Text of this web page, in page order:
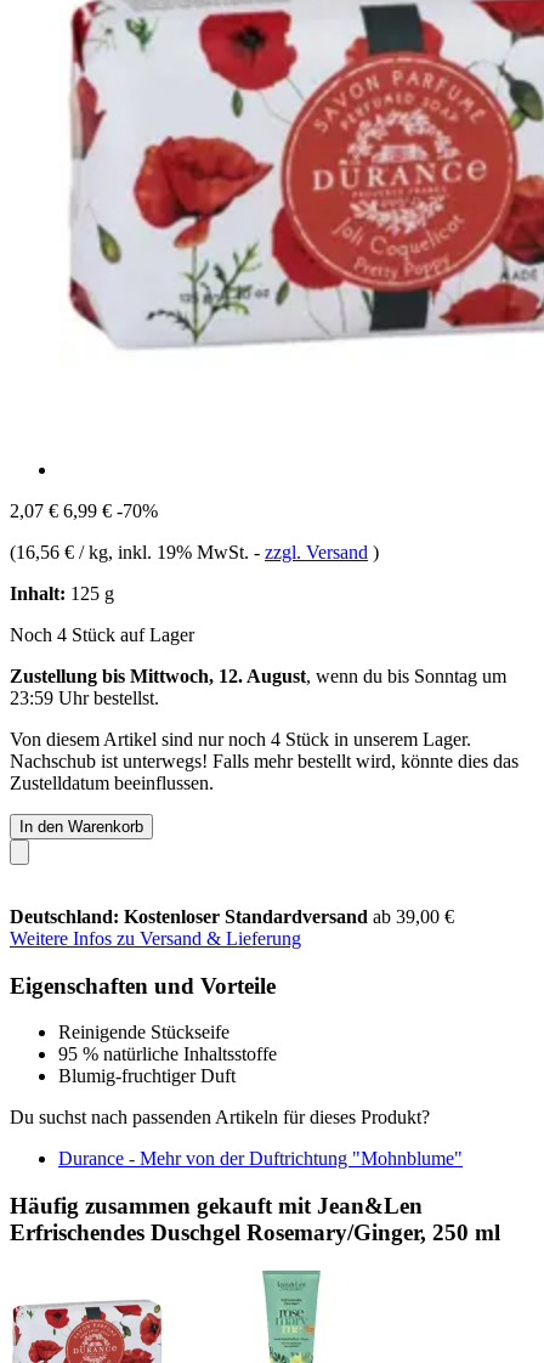
2,07 € 6,99 € -70%
(16,56 € / kg, inkl. 19% MwSt. - zzgl. Versand )
Inhalt: 125 g
Noch 4 Stück auf Lager
Zustellung bis Mittwoch, 12. August, wenn du bis Sonntag um
23:59 Uhrbestellst.
Von diesem Artikel sind nur noch 4 Stück in unserem Lager.
Nachschub ist unterwegs! Falls mehr bestellt wird, könnte dies das
Zustelldatum beeinflussen.
In den Warenkorb
Deutschland: Kostenloser Standardversand ab 39,00 €
Weitere Infos zu Versand & Lieferung
Eigenschaften und Vorteile
Reinigende Stückseife
95 % natürliche Inhaltsstoffe
Blumig-fruchtiger Duft
Du suchst nach passenden Artikeln für dieses Produkt?
Durance - Mehr von der Duftrichtung "Mohnblume"
Häufig zusammen gekauft mit Jean&Len
Erfrischendes Duschgel Rosemary/Ginger, 250 ml